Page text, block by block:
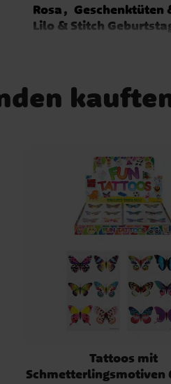
Rosa Geschenktüten
Lilo & Stitch
Partygeschirr Babyparty
Party Accessoires
Tattoos mit
Schmetterlingsmotiven